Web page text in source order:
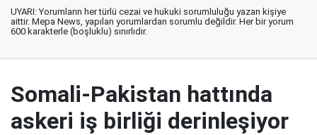
UYARI: Yorumların her türlü cezai ve hukuki sorumluluğu yazan kişiye
aittir. Mepa News, yapılan yorumlardan sorumlu değildir. Her bir yorum
600 karakterle (boşluklu) sınırlıdır.
Somali-Pakistan hattında
askeri iş birliği derinleşiyor